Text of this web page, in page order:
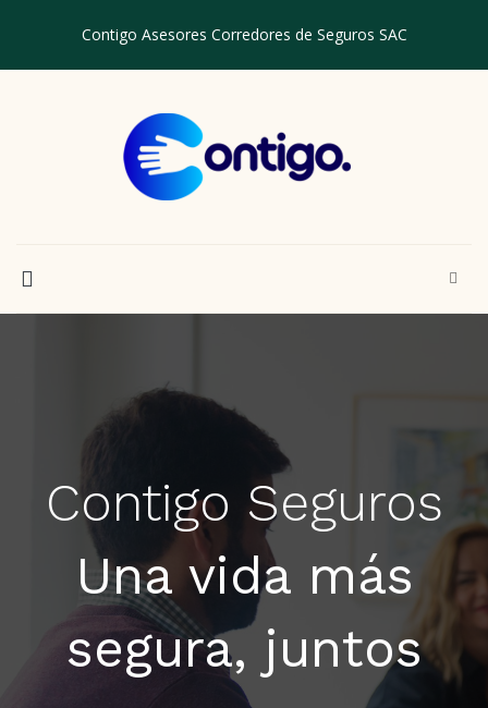
Contigo Asesores Corredores de Seguros SAC
Contigo Seguros
Una vida más
segura, juntos